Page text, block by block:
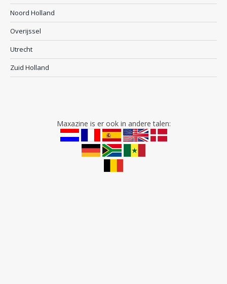
Noord Holland
Overijssel
Utrecht
Zuid Holland
Maxazine is er ook in andere talen: